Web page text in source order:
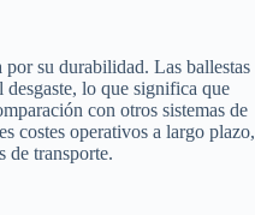
por su durabilidad. Las ballestas
desgaste, lo que significa que
con otros sistemas de
costes operativos a largo plazo,
de transporte.